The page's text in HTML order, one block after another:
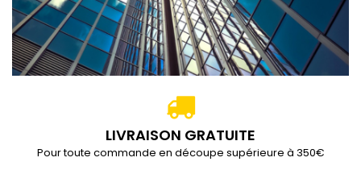
LIVRAISON GRATUITE
Pour toute commande en découpe supérieure à 350€